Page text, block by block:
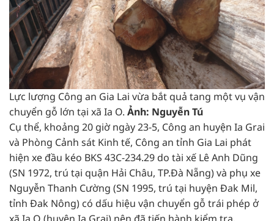
Lực lượng Công an Gia Lai vừa bắt quả tang một vụ vận
chuyển gỗ lớn tại xã Ia O. Ảnh: Nguyễn Tú
Cụ thể, khoảng 20 giờ ngày 23-5, Công an huyện Ia Grai
và Phòng Cảnh sát Kinh tế, Công an tỉnh Gia Lai phát
hiện xe đầu kéo BKS 43C-234.29 do tài xế Lê Anh Dũng
(SN 1972, trú tại quận Hải Châu, TP.Đà Nẵng) và phụ xe
Nguyễn Thanh Cường (SN 1995, trú tại huyện Đak Mil,
tỉnh Đak Nông) có dấu hiệu vận chuyển gỗ trái phép ở